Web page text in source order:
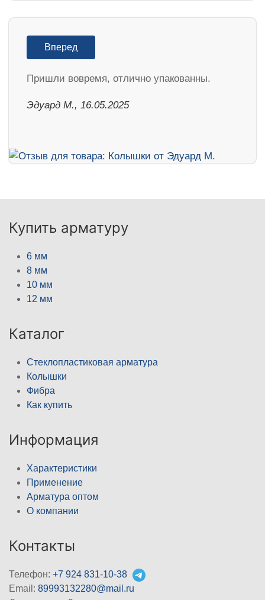
Вперед
Пришли вовремя, отлично упакованны.
Эдуард М., 16.05.2025
Купить арматуру
6 мм
8 мм
10 мм
12 мм
Каталог
Стеклопластиковая арматура
Колышки
Фибра
Как купить
Информация
Характеристики
Применение
Арматура оптом
О компании
Контакты
Телефон: +7 924 831-10-38
Email: 89993132280@mail.ru